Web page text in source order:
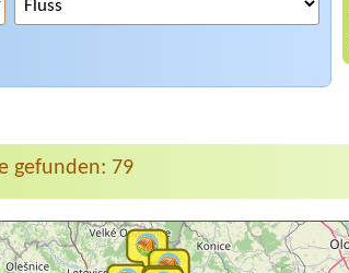
gefunden: 79